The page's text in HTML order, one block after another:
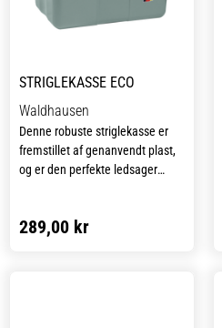
STRIGLEKASSE ECO
Waldhausen
Denne robuste striglekasse er
fremstillet af genanvendt plast,
og er den perfekte ledsager
en hank der kan klappes ned, en
289,00 kr